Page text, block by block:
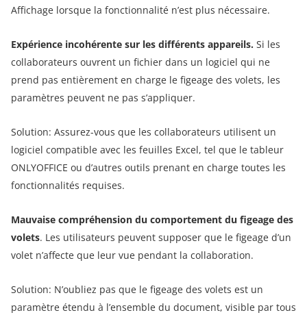
Affichage lorsque la fonctionnalité n’est plus nécessaire.
Expérience incohérente sur les différents appareils. Si les
collaborateurs ouvrent un fichier dans un logiciel qui ne
prend pas entièrement en charge le figeage des volets, les
paramètres peuvent ne pas s’appliquer.
Solution: Assurez-vous que les collaborateurs utilisent un
logiciel compatible avec les feuilles Excel, tel que le tableur
ONLYOFFICE ou d’autres outils prenant en charge toutes les
fonctionnalités requises.
Mauvaise compréhension du comportement du figeage des
volets. Les utilisateurs peuvent supposer que le figeage d’un
volet n’affecte que leur vue pendant la collaboration.
Solution: N’oubliez pas que le figeage des volets est un
paramètre étendu à l’ensemble du document, visible par tous